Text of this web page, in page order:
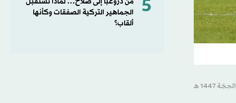
5
الجماهير التركية الصفقات وكأنها
ألقاب؟